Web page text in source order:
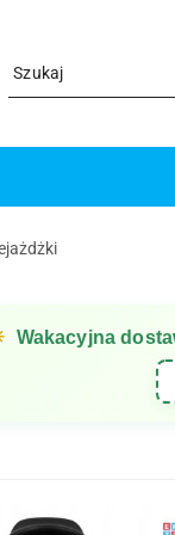
Wakacyjna